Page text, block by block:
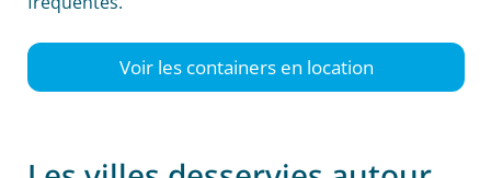
Voir les containers en location